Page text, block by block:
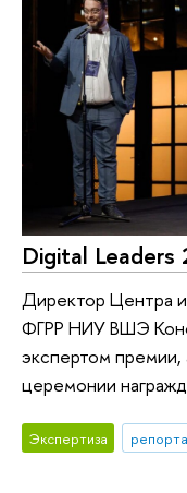
Digital Leaders
Директор Центра
ФГРР НИУ ВШЭ
экспертом премии,
церемонии
Экспертиза